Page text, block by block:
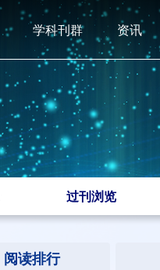
学科刊群 资讯
过刊浏览
阅读排行